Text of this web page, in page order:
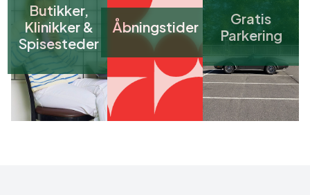
Butikker,
Klinikker &
Spisesteder
Åbningstider
Gratis
Parkering